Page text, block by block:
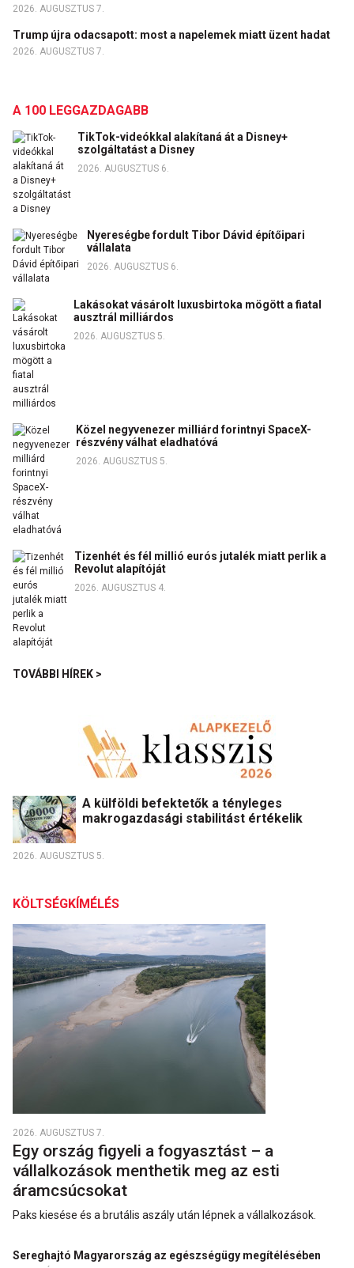
2026. AUGUSZTUS 7.
Trump újra odacsapott: most a napelemek miatt üzent hadat
2026. AUGUSZTUS 7.
A 100 LEGGAZDAGABB
TikTok-videókkal alakítaná át a Disney+
szolgáltatást a Disney
2026. AUGUSZTUS 6.
Nyereségbe fordult Tibor Dávid építőipari
vállalata
2026. AUGUSZTUS 6.
Lakásokat vásárolt luxusbirtoka mögött a fiatal
ausztrál milliárdos
2026. AUGUSZTUS 5.
Közel negyvenezer milliárd forintnyi SpaceX-
részvény válhat eladhatóvá
2026. AUGUSZTUS 5.
Tizenhét és fél millió eurós jutalék miatt perlik a
Revolut alapítóját
2026. AUGUSZTUS 4.
TOVÁBBI HÍREK >
A külföldi befektetők a tényleges
makrogazdasági stabilitást értékelik
2026. AUGUSZTUS 5.
KÖLTSÉGKÍMÉLÉS
2026. AUGUSZTUS 7.
Egy ország figyeli a fogyasztást – a
vállalkozások menthetik meg az esti
áramcsúcsokat
Paks kiesése és a brutális aszály után lépnek a vállalkozások.
Sereghajtó Magyarország az egészségügy megítélésében